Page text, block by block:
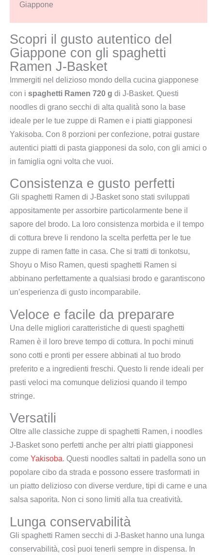
Giappone
Scopri il gusto autentico del
Giappone con gli spaghetti
Ramen J-Basket
Immergiti nel delizioso mondo della cucina giapponese
con i spaghetti Ramen 720 g di J-Basket. Questi
noodles di grano secchi di alta qualità sono la base
ideale per le tue zuppe di Ramen e i piatti giapponesi
Yakisoba. Con 8 porzioni per confezione, potrai gustare
autentici piatti di pasta giapponesi da solo, con gli amici o
in famiglia ogni volta che vuoi.
Consistenza e gusto perfetti
Gli spaghetti Ramen di J-Basket sono stati sviluppati
appositamente per assorbire particolarmente bene il
sapore del brodo. La loro consistenza morbida e il tempo
di cottura breve li rendono la scelta perfetta per le tue
zuppe di ramen fatte in casa. Che si tratti di tonkotsu,
Shoyu o Miso Ramen, questi spaghetti Ramen si
abbinano perfettamente a qualsiasi brodo e garantiscono
un’esperienza di gusto incomparabile.
Veloce e facile da preparare
Una delle migliori caratteristiche di questi spaghetti
Ramen è il loro breve tempo di cottura. In pochi minuti
sono cotti e pronti per essere abbinati al tuo brodo
preferito e a ingredienti freschi. Questo li rende ideali per
pasti veloci ma comunque deliziosi quando il tempo
stringe.
Versatili
Oltre alle classiche zuppe di spaghetti Ramen, i noodles
J-Basket sono perfetti anche per altri piatti giapponesi
come Yakisoba. Questi noodles saltati in padella sono un
popolare cibo da strada e possono essere trasformati in
un piatto delizioso con diverse verdure, tipi di carne e una
salsa saporita. Non ci sono limiti alla tua creatività.
Lunga conservabilità
Gli spaghetti Ramen secchi di J-Basket hanno una lunga
conservabilità, così puoi tenerli sempre in dispensa. In